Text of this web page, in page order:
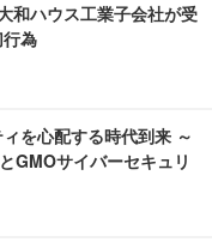
和ハウス工業子会社が受
為
を心配する時代到来 ～
GMOサイバーセキュリ